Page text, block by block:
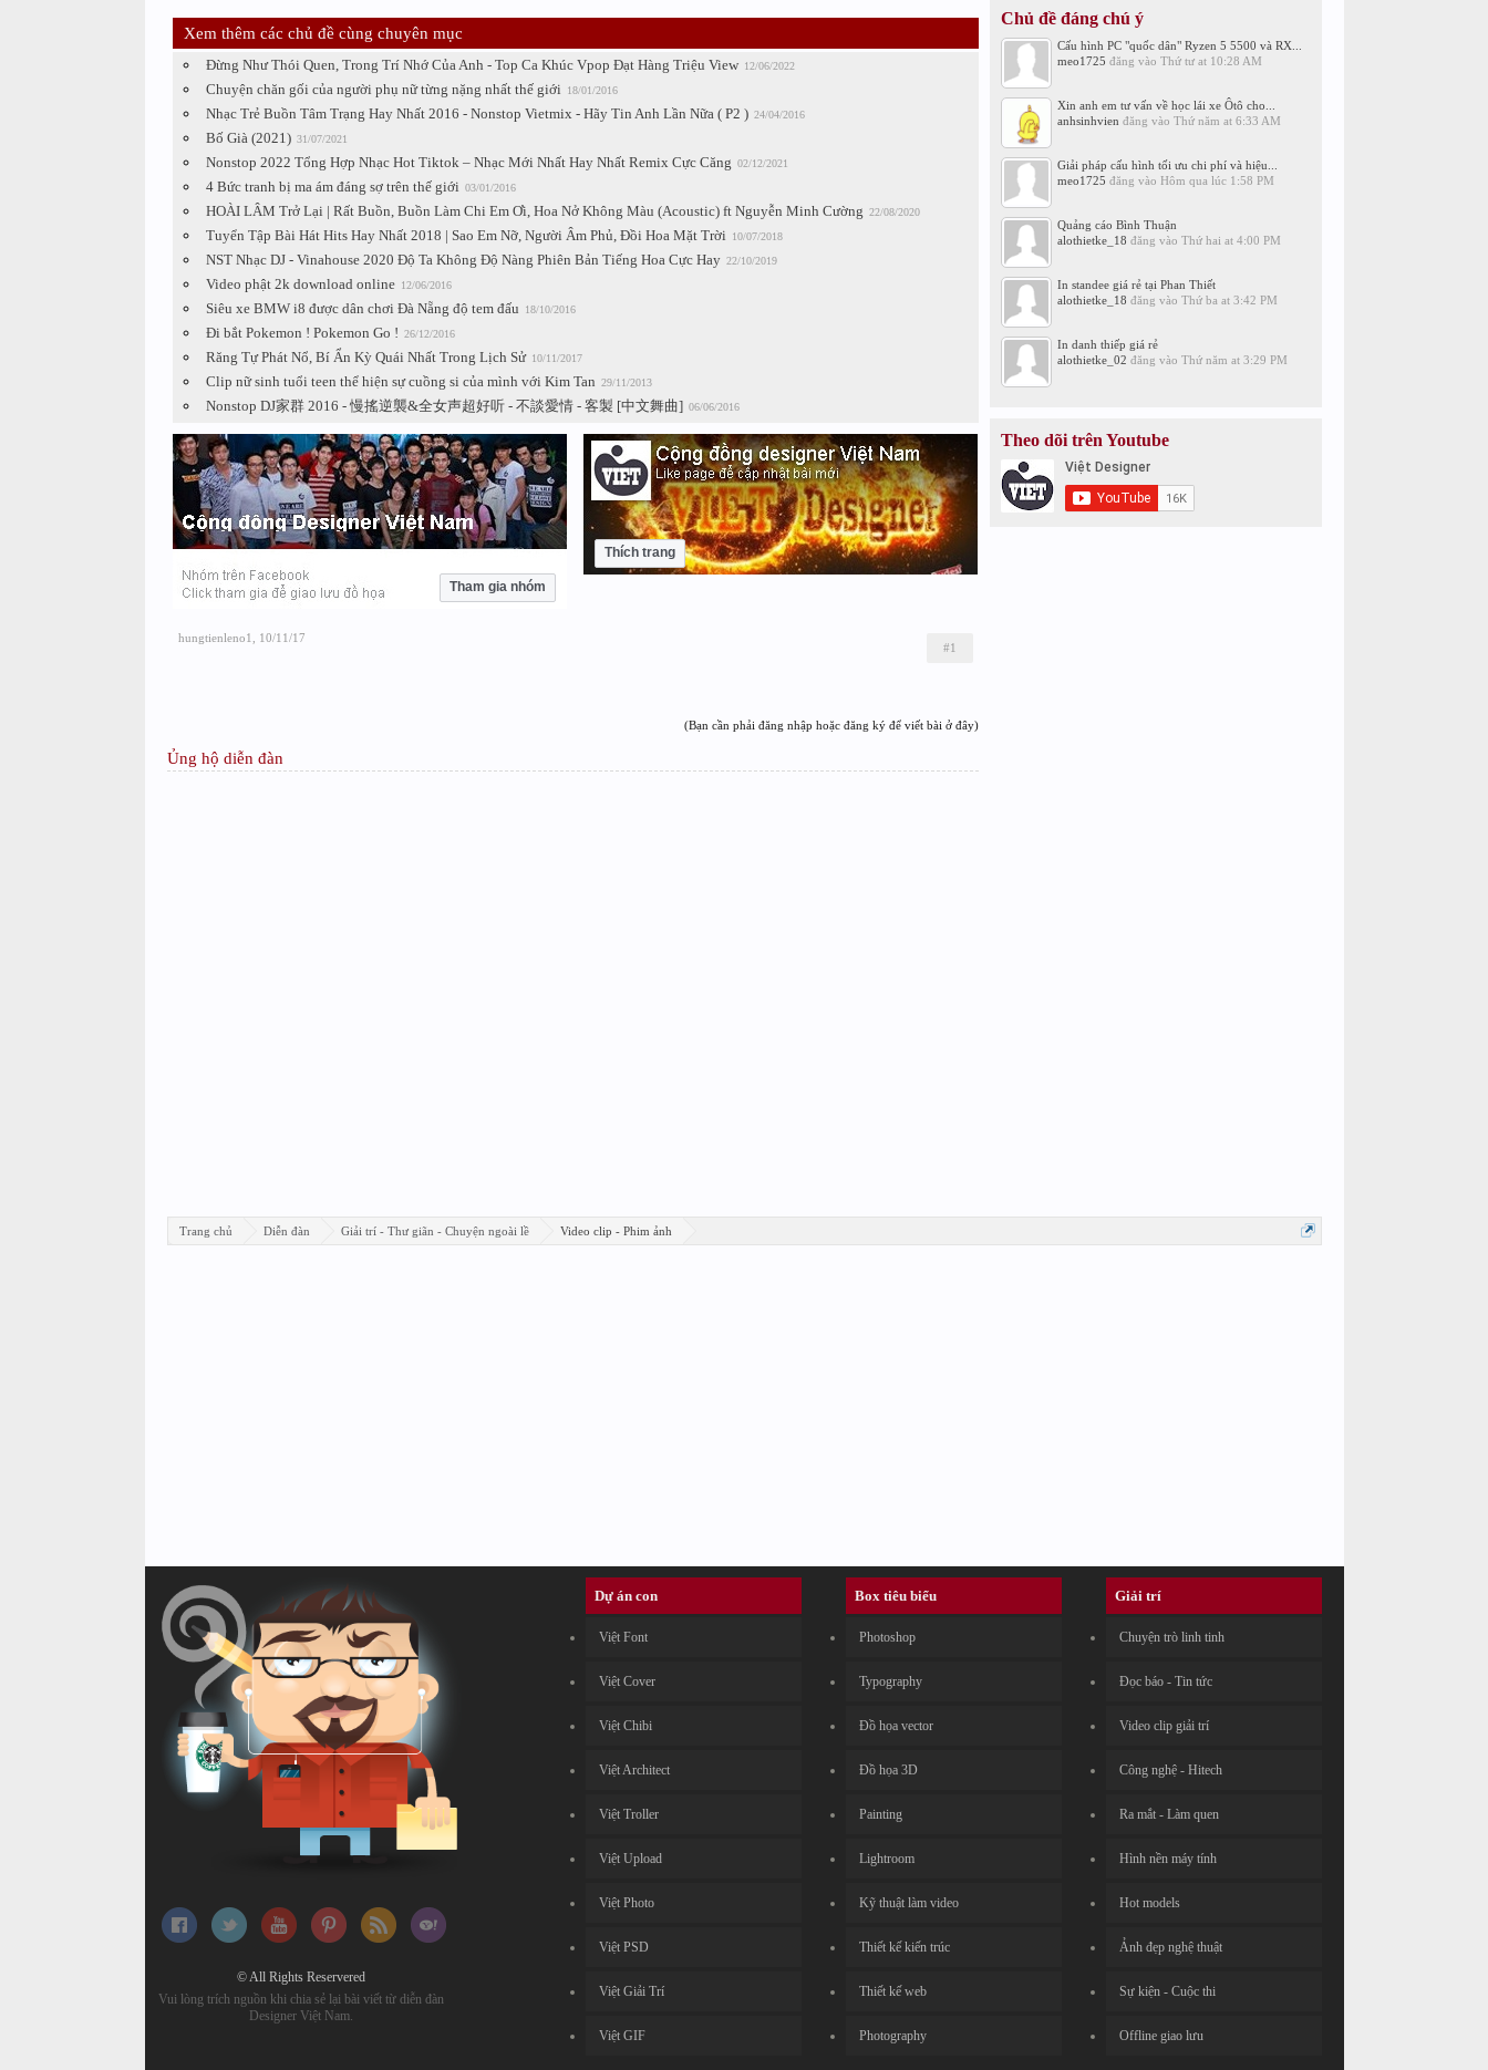
Xem thêm các chủ đề cùng chuyên mục
Đừng Như Thói Quen, Trong Trí Nhớ Của Anh - Top Ca Khúc Vpop Đạt Hàng Triệu View 12/06/2022
Chuyện chăn gối của người phụ nữ từng nặng nhất thế giới 18/01/2016
Nhạc Trẻ Buồn Tâm Trạng Hay Nhất 2016 - Nonstop Vietmix - Hãy Tin Anh Lần Nữa ( P2 ) 24/04/2016
Bố Già (2021) 31/07/2021
Nonstop 2022 Tổng Hợp Nhạc Hot Tiktok – Nhạc Mới Nhất Hay Nhất Remix Cực Căng 02/12/2021
4 Bức tranh bị ma ám đáng sợ trên thế giới 03/01/2016
HOÀI LÂM Trở Lại | Rất Buồn, Buồn Làm Chi Em Ơi, Hoa Nở Không Màu (Acoustic) ft Nguyễn Minh Cường 22/08/2020
Tuyển Tập Bài Hát Hits Hay Nhất 2018 | Sao Em Nỡ, Người Âm Phủ, Đồi Hoa Mặt Trời 10/07/2018
NST Nhạc DJ - Vinahouse 2020 Độ Ta Không Độ Nàng Phiên Bản Tiếng Hoa Cực Hay 22/10/2019
Video phật 2k download online 12/06/2016
Siêu xe BMW i8 được dân chơi Đà Nẵng độ tem đấu 18/10/2016
Đi bắt Pokemon ! Pokemon Go ! 26/12/2016
Răng Tự Phát Nổ, Bí Ẩn Kỳ Quái Nhất Trong Lịch Sử 10/11/2017
Clip nữ sinh tuổi teen thể hiện sự cuồng si của mình với Kim Tan 29/11/2013
Nonstop DJ家群 2016 - 慢搖逆襲&全女声超好听 - 不談愛情 - 客製 [中文舞曲] 06/06/2016
Tham gia nhóm
Thích trang
hungtienleno1 10/11/17
#1
(Bạn cần phải đăng nhập hoặc đăng ký để viết bài ở đây)
Ủng hộ diễn đàn
Chủ đề đáng chú ý
Cấu hình PC "quốc dân" Ryzen 5 5500 và RX...
meo1725 đăng vào Thứ tư at 10:28 AM
Xin anh em tư vấn về học lái xe Ôtô cho...
anhsinhvien đăng vào Thứ năm at 6:33 AM
Giải pháp cấu hình tối ưu chi phí và hiệu...
meo1725 đăng vào Hôm qua lúc 1:58 PM
Quảng cáo Bình Thuận
alothietke_18 đăng vào Thứ hai at 4:00 PM
In standee giá rẻ tại Phan Thiết
alothietke_18 đăng vào Thứ ba at 3:42 PM
In danh thiếp giá rẻ
alothietke_02 đăng vào Thứ năm at 3:29 PM
Theo dõi trên Youtube
Trang chủ Diễn đàn Giải trí - Thư giãn - Chuyện ngoài lề Video clip - Phim ảnh
© All Rights Reservered
Vui lòng trích nguồn khi chia sẻ lại bài viết từ diễn đàn
Designer Việt Nam.
Dự án con
Việt Font
Việt Cover
Việt Chibi
Việt Architect
Việt Troller
Việt Upload
Việt Photo
Việt PSD
Việt Giải Trí
Việt GIF
Box tiêu biểu
Photoshop
Typography
Đồ họa vector
Đồ họa 3D
Painting
Lightroom
Kỹ thuật làm video
Thiết kế kiến trúc
Thiết kế web
Photography
Giải trí
Chuyện trò linh tinh
Đọc báo - Tin tức
Video clip giải trí
Công nghệ - Hitech
Ra mắt - Làm quen
Hình nền máy tính
Hot models
Ảnh đẹp nghệ thuật
Sự kiện - Cuộc thi
Offline giao lưu